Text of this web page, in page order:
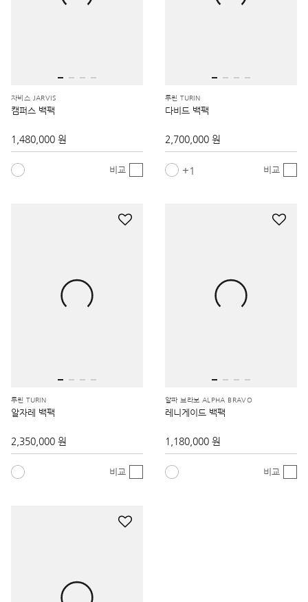
자비스 JARVIS
캠퍼스 백팩
1,480,000 원
비교
투린 TURIN
다비드 백팩
2,700,000 원
1 비교
투린 TURIN
알자레 백팩
2,350,000 원
비교
알파 브라보 ALPHA BRAVO
레니게이드 백팩
1,180,000 원
비교